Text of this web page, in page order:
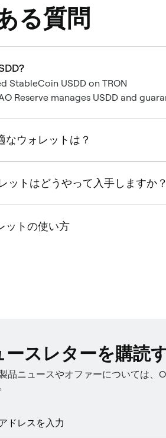
る質問
StableCoin USDD on TRON
Reserve manages USDD and
なウォレットは？
ットはどうやって入手しますか？
ットの使い方
ースレターを購読
品ニュースやオファーについては、